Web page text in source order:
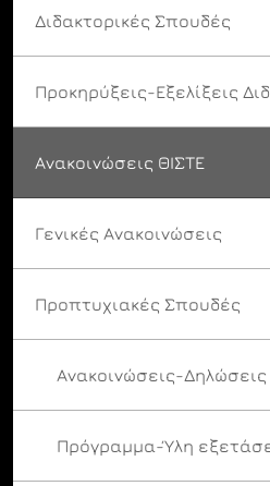
Διδακτορικές Σπουδές
Προκηρύξεις-Εξελίξεις
Ανακοινώσεις ΘΙΣΤΕ
Γενικές Ανακοινώσεις
Προπτυχιακές Σπουδές
Ανακοινώσεις-
Πρόγραμμα-Ύλη